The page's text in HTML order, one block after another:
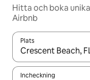
Hitta och boka
Airbnb
Plats
När resultaten är
Incheckning